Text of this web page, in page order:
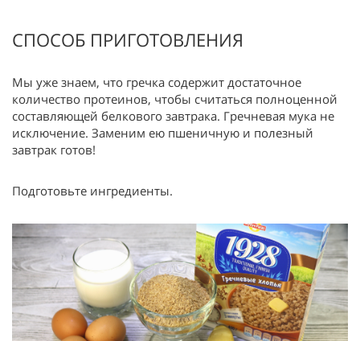
СПОСОБ ПРИГОТОВЛЕНИЯ
Мы уже знаем, что гречка содержит достаточное
количество протеинов, чтобы считаться полноценной
составляющей белкового завтрака. Гречневая мука не
исключение. Заменим ею пшеничную и полезный
завтрак готов!
Подготовьте ингредиенты.